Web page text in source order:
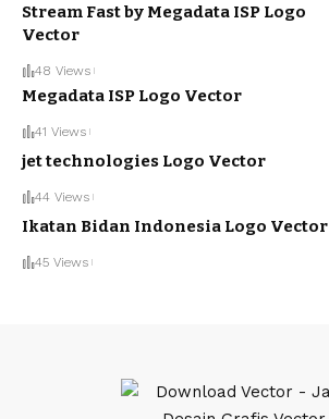
Stream Fast by Megadata ISP Logo
Vector
48 Views
Megadata ISP Logo Vector
41 Views
jet technologies Logo Vector
44 Views
Ikatan Bidan Indonesia Logo Vector
45 Views